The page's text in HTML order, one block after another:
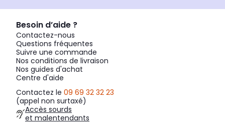
Besoin d’aide ?
Contactez-nous
Questions fréquentes
Suivre une commande
Nos conditions de livraison
Nos guides d'achat
Centre d'aide
Contactez le 09 69 32 32 23
(appel non surtaxé)
Accès sourds
et malentendants